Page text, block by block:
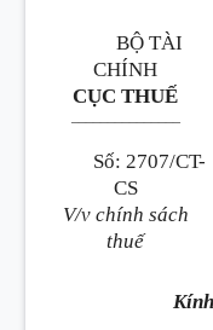
BỘ TÀI
CHÍNH
CỤC THUẾ
Số: 2707/CT-
CS
V/v chính sách
thuế